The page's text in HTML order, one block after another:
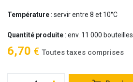
Température: servir entre 8 et 10°C
Quantité produite: env. 11 000 bouteilles
6,70 € Toutes taxes comprises